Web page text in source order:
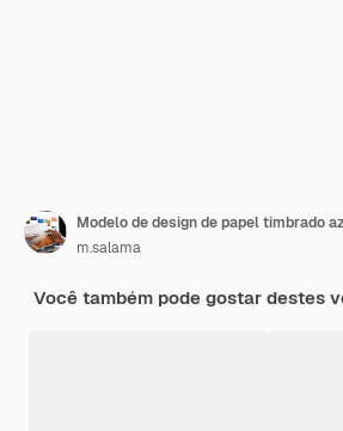
Modelo de design de papel timbrado
m.salama
Você também pode gostar destes